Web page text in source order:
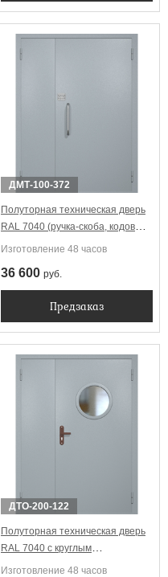
ДМТ-100-372
Полуторная техническая дверь
RAL 7040 (ручка-скоба, кодовый
замок)
Изготовление 48 часов
36 600 руб.
Предзаказ
ДТО-200-122
Полуторная техническая дверь
RAL 7040 с круглым
стеклопакетом
Изготовление 48 часов